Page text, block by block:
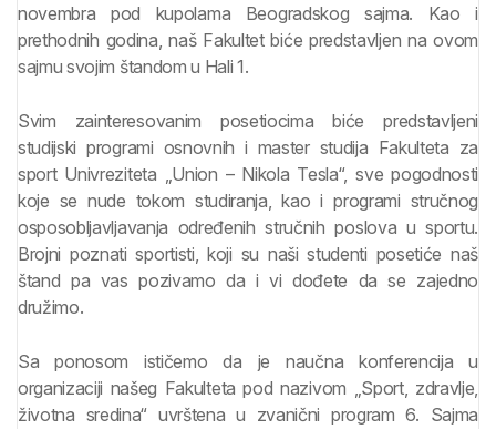
novembra pod kupolama Beogradskog sajma. Kao i
prethodnih godina, naš Fakultet biće predstavljen na ovom
sajmu svojim štandom u Hali 1.
Svim zainteresovanim posetiocima biće predstavljeni
studijski programi osnovnih i master studija Fakulteta za
sport Univreziteta „Union – Nikola Tesla“, sve pogodnosti
koje se nude tokom studiranja, kao i programi stručnog
osposobljavljavanja određenih stručnih poslova u sportu.
Brojni poznati sportisti, koji su naši studenti posetiće naš
štand pa vas pozivamo da i vi dođete da se zajedno
družimo.
Sa ponosom ističemo da je naučna konferencija u
organizaciji našeg Fakulteta pod nazivom „Sport, zdravlje,
životna sredina“ uvrštena u zvanični program 6. Sajma